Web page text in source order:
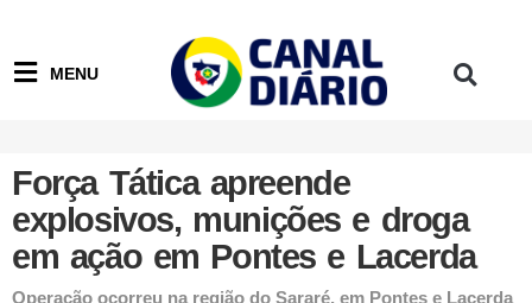
MENU
Força Tática apreende
explosivos, munições e droga
em ação em Pontes e Lacerda
Operação ocorreu na região do Sararé, em Pontes e Lacerda